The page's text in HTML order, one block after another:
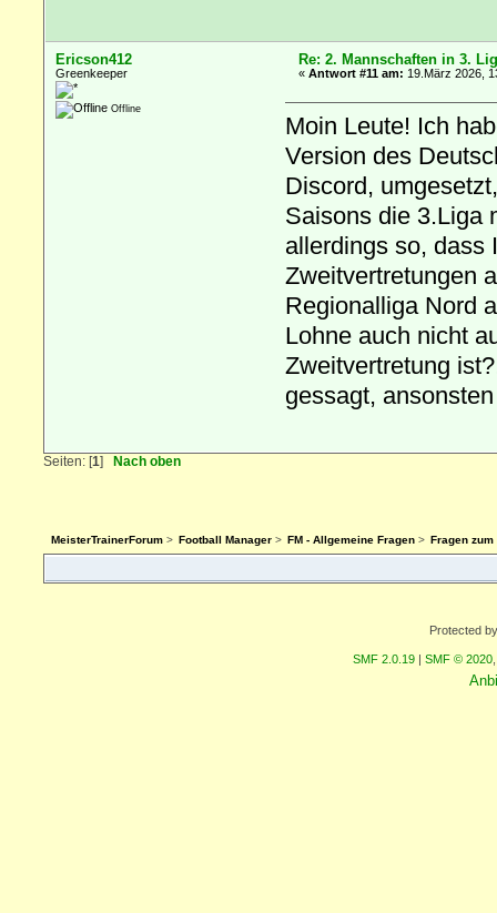
Ericson412
Greenkeeper
Offline
Re: 2. Mannschaften in 3.
«Antwort #11 am: 19.März 2026,
Moin Leute! Ich
Version des
Discord,
Saisons die 3.Liga
allerdings so, dass
Zweitvertretungen
Regionalliga Nord
Lohne auch nicht
Zweitvertretung
gessagt,
Seiten: [1]Nach oben
MeisterTrainerForum> Football Manager> FM - Allgemeine Fragen> Fragen
Protected
SMF 2.0.19 | SMF © 2020